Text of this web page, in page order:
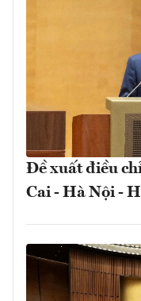
Đề xuất điều
Cai - Hà Nội -